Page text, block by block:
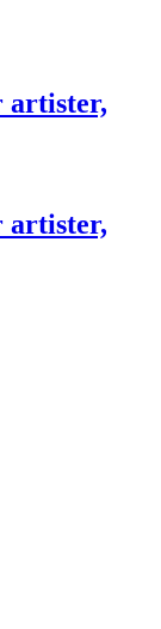
artister,
artister,